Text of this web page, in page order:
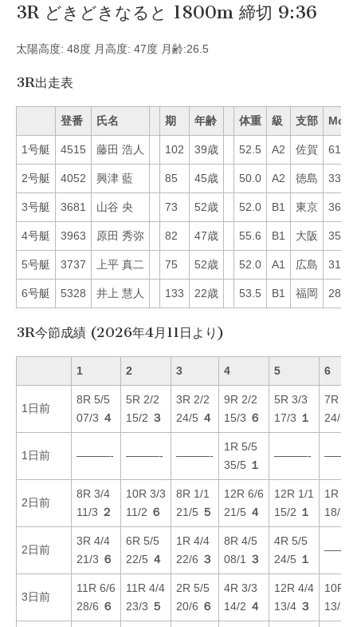
3R どきどきなると 1800m 締切 9:36
太陽高度: 48度 月高度: 47度 月齢:26.5
3R出走表
登番 氏名 期 年齢 体重 級 支部 Mo
1号艇 4515 藤田 浩人 102 39歳 52.5 A2 佐賀 61
2号艇 4052 興津 藍 85 45歳 50.0 A2 徳島 33
3号艇 3681 山谷 央 73 52歳 52.0 B1 東京 36
4号艇 3963 原田 秀弥 82 47歳 55.6 B1 大阪 35
5号艇 3737 上平 真二 75 52歳 52.0 A1 広島 31
6号艇 5328 井上 慧人 133 22歳 53.5 B1 福岡 28
3R今節成績 (2026年4月11日より)
1 2 3 4 5 6
1日前
8R 5/5
07/3 ４
5R 2/2
15/2 ３
3R 2/2
24/5 ４
9R 2/2
15/3 ６
5R 3/3
17/3 １
7R 1/1
24/6
1日前 ———- ———- ———-
1R 5/5
35/5 １
———-
2日前
8R 3/4
11/3 ２
10R 3/3
11/2 ６
8R 1/1
21/5 ５
12R 6/6
21/5 ４
12R 1/1
15/2 １
1R 2/2
18/5
2日前
3R 4/4
21/3 ６
6R 5/5
22/5 ４
1R 4/4
22/6 ３
8R 4/5
08/1
３
4R 5/5
24/5 １
3日前
11R 6/6
28/6 ６
11R 4/4
23/3 ５
2R 5/5
20/6 ６
4R 3/3
14/2 ４
12R 4/4
13/4 ３
10R
13/3